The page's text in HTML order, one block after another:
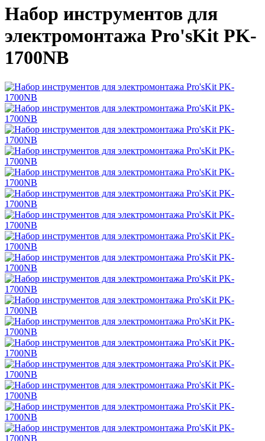
Набор инструментов для
электромонтажа Pro'sKit PK-
1700NB